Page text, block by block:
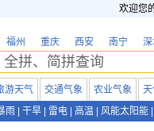
欢迎您
福州 重庆 西安 南宁 深
游天气 交通气象 农业气象 天
雨 干旱 雷电 高温 风能太阳能